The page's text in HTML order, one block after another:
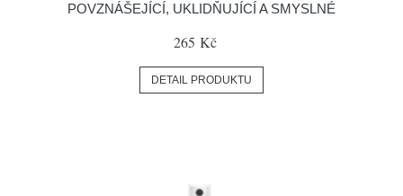
POVZNÁŠEJÍCÍ, UKLIDŇUJÍCÍ A SMYSLNÉ
265 Kč
DETAIL PRODUKTU